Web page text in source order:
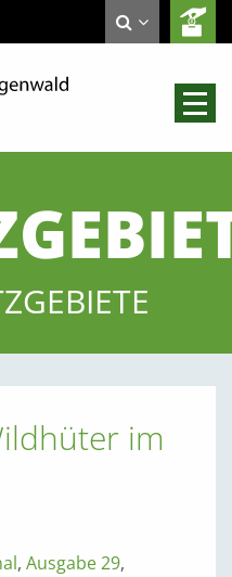
im
, Ausgabe 29,